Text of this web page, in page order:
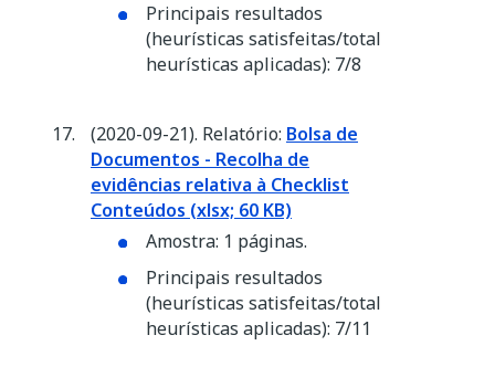
Principais resultados
(heurísticas satisfeitas/total
heurísticas aplicadas): 7/8
(2020-09-21). Relatório: Bolsa de
Documentos - Recolha de
evidências relativa à Checklist
Conteúdos (xlsx; 60 KB)
Amostra: 1 páginas.
Principais resultados
(heurísticas satisfeitas/total
heurísticas aplicadas): 7/11